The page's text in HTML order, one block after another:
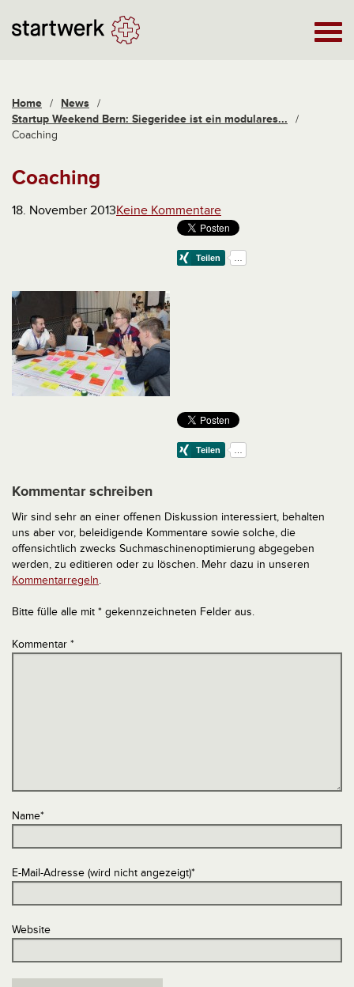
Home / News /
Startup Weekend Bern: Siegeridee ist ein modulares...
/
Coaching
Coaching
18. November 2013Keine Kommentare
Kommentar schreiben
Wir sind sehr an einer offenen Diskussion interessiert, behalten
uns aber vor, beleidigende Kommentare sowie solche, die
offensichtlich zwecks Suchmaschinenoptimierung abgegeben
werden, zu editieren oder zu löschen. Mehr dazu in unseren
Kommentarregeln.
Bitte fülle alle mit * gekennzeichneten Felder aus.
Kommentar *
Name*
E-Mail-Adresse (wird nicht angezeigt)*
Website